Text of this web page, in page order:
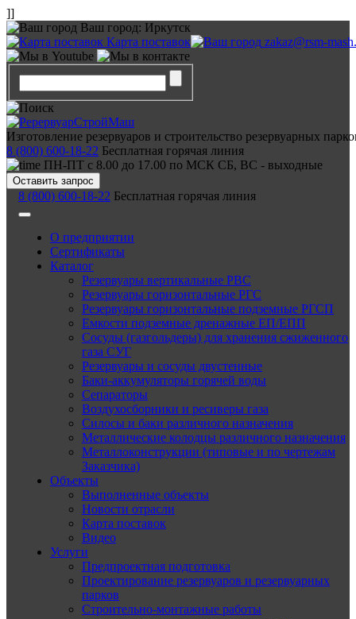
]]
Ваш город: Иркутск
Карта поставок
zakaz@rsm-
Изготовление резервуаров и строительство резервуарных
8 (800) 600-18-22 Бесплатная горячая линия
ПН-ПТ с 8.00 до 17.00 по МСК СБ, ВС - выходные
Оставить запрос
8 (800) 600-18-22 Бесплатная горячая линия
О предприятии
Сертификаты
Каталог
Резервуары вертикальные РВС
Резервуары горизонтальные РГС
Резервуары горизонтальные подземные РГСП
Емкости подземные дренажные ЕП/ЕПП
Сосуды (газгольдеры) для хранения сжиженного
газа СУГ
Резервуары и сосуды двустенные
Баки-аккумуляторы горячей воды
Сепараторы
Воздухосборники и ресиверы газа
Силосы и баки различного назначения
Металлические колодцы различного назначения
Металлоконструкции (типовые и по чертежам
Заказчика)
Объекты
Выполненные объекты
Новости отрасли
Карта поставок
Видео
Услуги
Предпроектная подготовка
Проектирование резервуаров и резервуарных
парков
Строительно-монтажные работы